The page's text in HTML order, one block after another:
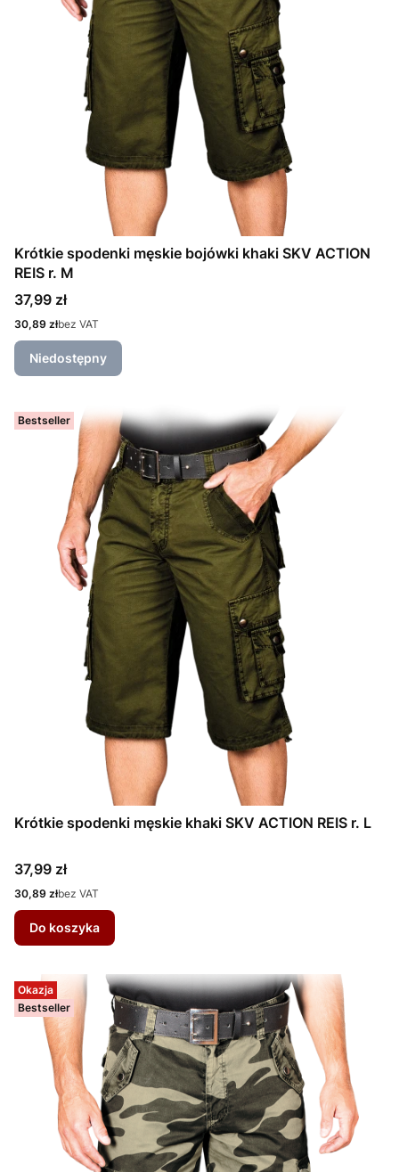
Krótkie spodenki męskie bojówki khaki SKV ACTION
REIS r. M
Cena
37,99 zł
Cena
30,89 złbez VAT
Niedostępny
Bestseller
Krótkie spodenki męskie khaki SKV ACTION REIS r. L
Cena
37,99 zł
Cena
30,89 złbez VAT
Do koszyka
Okazja
Bestseller